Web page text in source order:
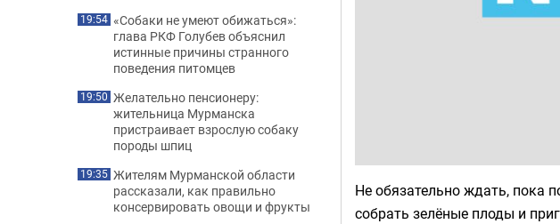
Не обязательно ждать, пока
собрать зелёные плоды и
19:54 «Собаки не умеют обижаться»:
глава РКФ Голубев объяснил
истинные причины странного
поведения питомцев
19:50 Желательно пенсионеру:
жительница Мурманска
пристраивает взрослую собаку
породы шпиц
19:35 Жителям Мурманской области
рассказали, как правильно
консервировать овощи и фрукты